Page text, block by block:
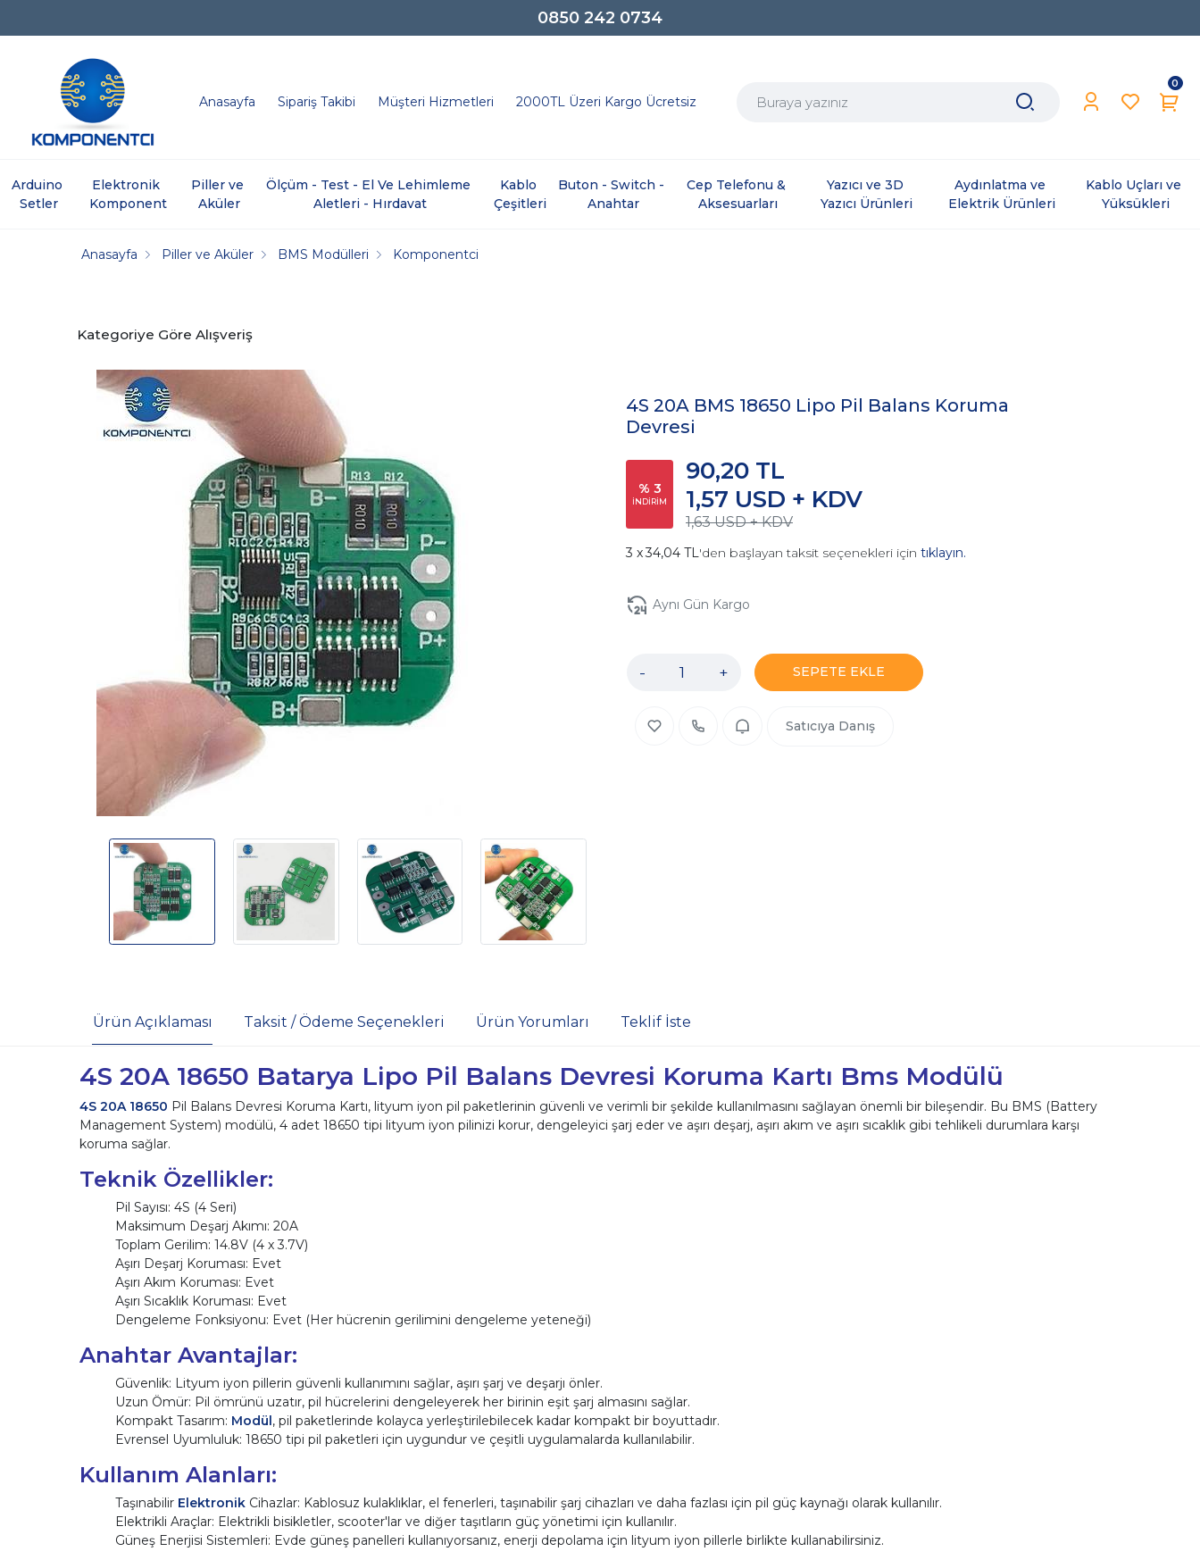
0850 242 0734
Anasayfa Sipariş Takibi Müşteri Hizmetleri 2000TL Üzeri Kargo Ücretsiz
0
Arduino
Setler
Elektronik
Komponent
Piller ve
Aküler
Ölçüm - Test - El Ve Lehimleme
Aletleri - Hırdavat
Kablo
Çeşitleri
Buton - Switch -
Anahtar
Cep Telefonu &
Aksesuarları
Yazıcı ve 3D
Yazıcı Ürünleri
Aydınlatma ve
Elektrik Ürünleri
Kablo Uçları ve
Yüksükleri
Anasayfa Piller ve Aküler BMS Modülleri Komponentci
Kategoriye Göre Alışveriş
4S 20A BMS 18650 Lipo Pil Balans Koruma
Devresi
% 3
İNDİRİM
1,63 USD + KDV
1,57 USD + KDV
90,20 TL
34,04 TL'den başlayan taksit seçenekleri için tıklayın.
Aynı Gün Kargo
- + SEPETE EKLE
Satıcıya Danış
Ürün Açıklaması Taksit / Ödeme Seçenekleri Ürün Yorumları Teklif İste
4S 20A 18650 Batarya Lipo Pil Balans Devresi Koruma Kartı Bms Modülü
4S 20A 18650 Pil Balans Devresi Koruma Kartı, lityum iyon pil paketlerinin güvenli ve verimli bir şekilde kullanılmasını sağlayan önemli bir bileşendir. Bu BMS (Battery
Management System) modülü, 4 adet 18650 tipi lityum iyon pilinizi korur, dengeleyici şarj eder ve aşırı deşarj, aşırı akım ve aşırı sıcaklık gibi tehlikeli durumlara karşı
koruma sağlar.
Teknik Özellikler:
Pil Sayısı: 4S (4 Seri)
Maksimum Deşarj Akımı: 20A
Toplam Gerilim: 14.8V (4 x 3.7V)
Aşırı Deşarj Koruması: Evet
Aşırı Akım Koruması: Evet
Aşırı Sıcaklık Koruması: Evet
Dengeleme Fonksiyonu: Evet (Her hücrenin gerilimini dengeleme yeteneği)
Anahtar Avantajlar:
Güvenlik: Lityum iyon pillerin güvenli kullanımını sağlar, aşırı şarj ve deşarjı önler.
Uzun Ömür: Pil ömrünü uzatır, pil hücrelerini dengeleyerek her birinin eşit şarj almasını sağlar.
Kompakt Tasarım: Modül, pil paketlerinde kolayca yerleştirilebilecek kadar kompakt bir boyuttadır.
Evrensel Uyumluluk: 18650 tipi pil paketleri için uygundur ve çeşitli uygulamalarda kullanılabilir.
Kullanım Alanları:
Taşınabilir Elektronik Cihazlar: Kablosuz kulaklıklar, el fenerleri, taşınabilir şarj cihazları ve daha fazlası için pil güç kaynağı olarak kullanılır.
Elektrikli Araçlar: Elektrikli bisikletler, scooter'lar ve diğer taşıtların güç yönetimi için kullanılır.
Güneş Enerjisi Sistemleri: Evde güneş panelleri kullanıyorsanız, enerji depolama için lityum iyon pillerle birlikte kullanabilirsiniz.